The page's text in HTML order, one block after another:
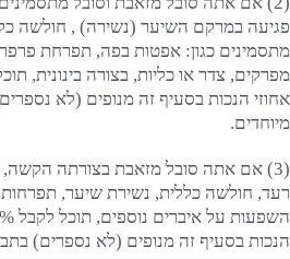
פגיעה במרקם השיער (נשירה) , חולשה
מתסמינים כגון: אפטות בפה, תפרחת פרפר
אחוזי הנכות בסעיף זה מנופים (לא
מיוחדים.
(3) אם אתה סובל מזאבת בצורתה הקשה,
רעד, חולשה כללית, נשירת שיער,
הנכות בסעיף זה מנופים (לא נספרים)